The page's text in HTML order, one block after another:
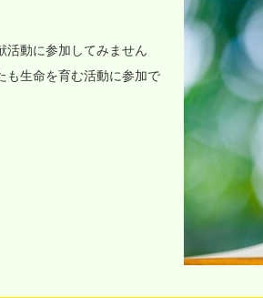
活動に参加してみません
も生命を育む活動に参加で